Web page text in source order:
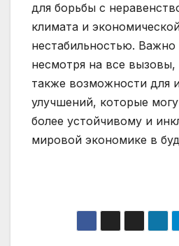
для борьбы с
климата и
нестабильностью.
несмотря на все
также возможности для
улучшений, которые
более устойчивому и
мировой экономике в